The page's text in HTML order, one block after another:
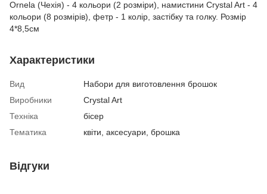
Ornela (Чехія) - 4 кольори (2 розміри), намистини Crystal Art - 4
кольори (8 розмірів), фетр - 1 колір, застібку та голку. Розмір
4*8,5см
Характеристики
Вид
Набори для виготовлення брошок
Виробники
Crystal Art
Техніка
бісер
Тематика
квіти, аксесуари, брошка
Відгуки